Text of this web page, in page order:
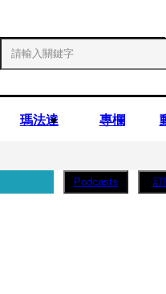
瑪法達 專欄
糕」
Podcasts 訂